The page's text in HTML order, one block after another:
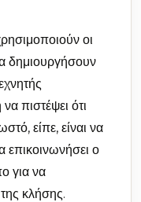
οι
δημιουργήσουν
πιστέψει ότι
είπε, είναι να
επικοινωνήσει ο
για να
κλήσης.